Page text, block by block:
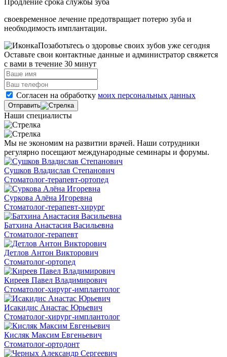
своевременное лечение предотвращает потерю зуба и
необходимость имплантации.
Позаботьтесь о здоровье своих зубов уже сегодня
Оставьте свои контактные данные и администратор свяжется
с вами в течение 30 минут
Согласен на обработку моих персональных данных
Отправить
Наши специалисты
Мы не экономим на развитии врачей. Наши сотрудники
регулярно посещают международные семинары и форумы.
Сушков Владислав Степанович
Стоматолог-терапевт-ортопед
Суркова Алёна Игоревна
Стоматолог-терапевт-хирург
Батхина Анастасия Васильевна
Стоматолог-терапевт
Детлов Антон Викторович
Стоматолог-ортопед
Киреев Павел Владимирович
Стоматолог-хирург-имплантолог
Исакидис Анастас Юрьевич
Стоматолог-хирург-имплантолог
Кисляк Максим Евгеньевич
Стоматолог-ортодонт